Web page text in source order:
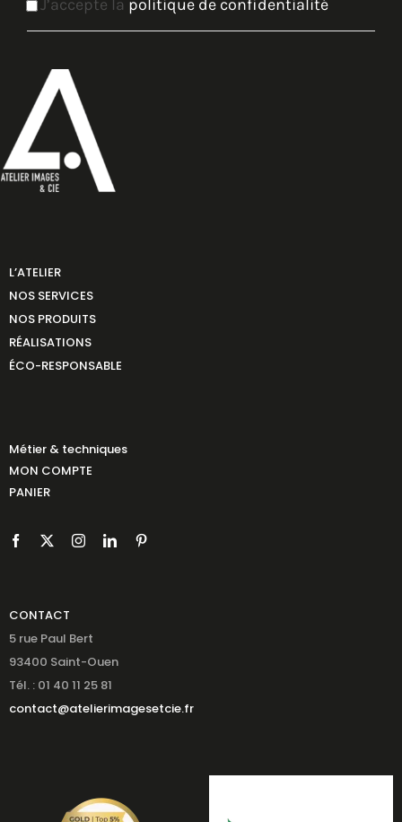
J’accepte la politique de confidentialité
L’ATELIER
NOS SERVICES
NOS PRODUITS
RÉALISATIONS
ÉCO-RESPONSABLE
Métier & techniques
MON COMPTE
PANIER
CONTACT
5 rue Paul Bert
93400 Saint-Ouen
Tél. : 01 40 11 25 81
contact@atelierimagesetcie.fr